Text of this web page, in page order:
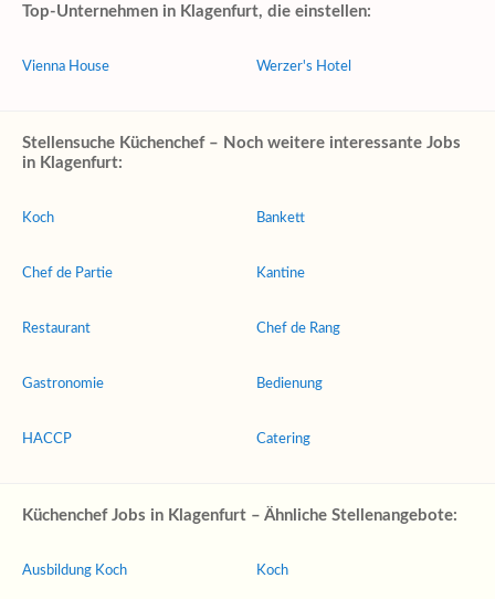
Top-Unternehmen in Klagenfurt, die einstellen:
Vienna House Werzer's Hotel
Stellensuche Küchenchef – Noch weitere interessante Jobs
in Klagenfurt:
Koch
Chef de Partie
Restaurant
Gastronomie
HACCP
Bankett
Kantine
Chef de Rang
Bedienung
Catering
Küchenchef Jobs in Klagenfurt – Ähnliche Stellenangebote:
Ausbildung Koch Koch